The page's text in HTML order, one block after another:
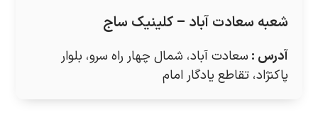
شعبه سعادت آباد – کلینیک ساج
آدرس : سعادت آباد، شمال چهار راه سرو، بلوار
پاکنژاد، تقاطع یادگار امام